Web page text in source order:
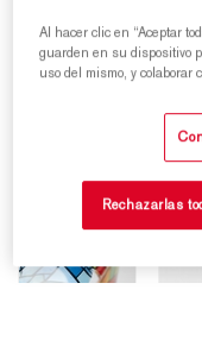
Al hacer clic en “Aceptar
guarden en su dispositivo
uso del mismo, y
Rechazarlas